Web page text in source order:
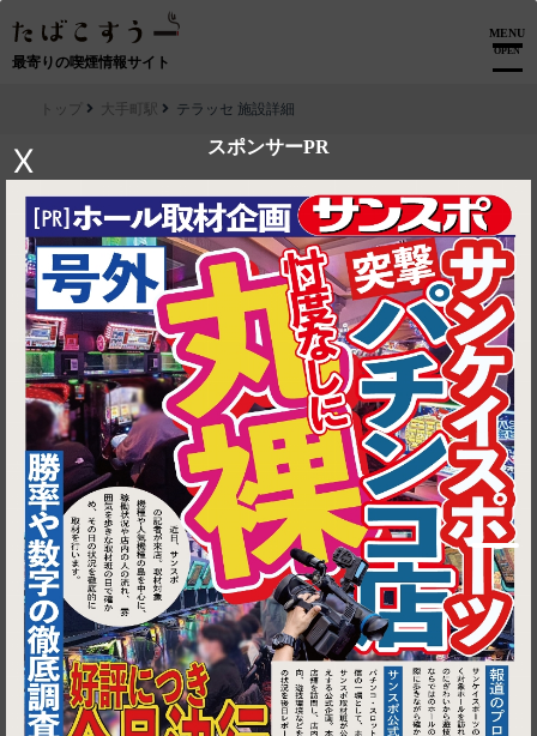
最寄りの喫煙情報サイト
MENU
OPEN
スポンサーPR
X
1
トップ 大手町駅 テラッセ 施設詳細
▶ ルートを見る
大手町駅│テラッセ